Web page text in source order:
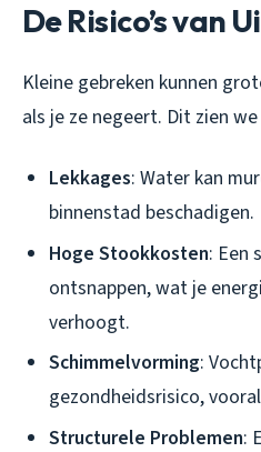
De Risico’s van
Kleine gebreken kunnen
als je ze negeert. Dit zien
Lekkages: Water kan
binnenstad beschadigen.
Hoge Stookkosten: Een
ontsnappen, wat je
verhoogt.
Schimmelvorming:
gezondheidsrisico,
Structurele Problemen: